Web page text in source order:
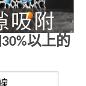
30%以上的